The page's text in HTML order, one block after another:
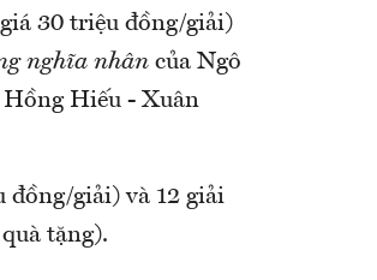
30 triệu đồng/giải)
nghĩa nhân của Ngô
Hiếu - Xuân
đồng/giải) và 12 giải
tặng).